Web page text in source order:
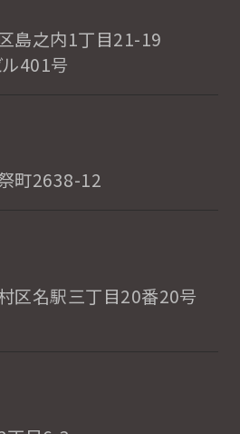
島之内1丁目21-19
ル401号
町2638-12
区名駅三丁目20番20号